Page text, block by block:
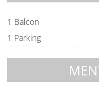
1 Balcon
1 Parking